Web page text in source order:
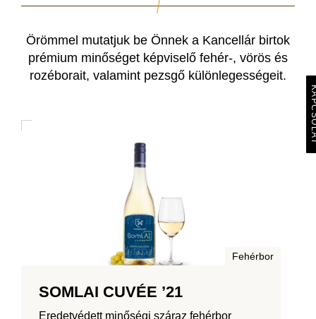
Örömmel mutatjuk be Önnek a Kancellár birtok
prémium minőséget képviselő fehér-, vörös és
rozéborait, valamint pezsgő különlegességeit.
Fehérbor
SOMLAI CUVÉE ’21
Eredetvédett minőségi száraz fehérbor